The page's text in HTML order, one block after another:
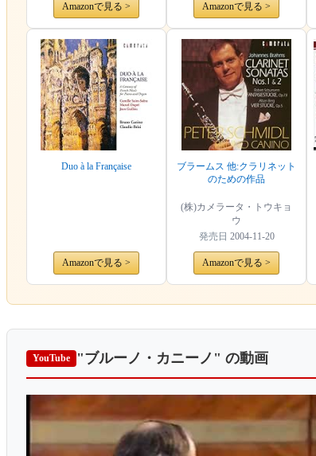
Amazonで見る > Amazonで見る >
Duo à la Française
Amazonで見る >
ブラームス 他:クラリネット
のための作品
(株)カメラータ・トウキョ
ウ
発売日 2004-11-20
Amazonで見る >
YouTube "ブルーノ・カニーノ" の動画